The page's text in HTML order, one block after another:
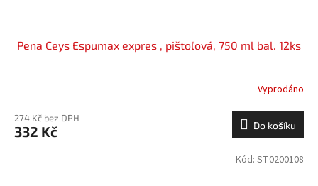
Pena Ceys Espumax expres , pištoľová, 750 ml bal. 12ks
Vyprodáno
274 Kč bez DPH
332 Kč Do košíku
Kód: ST0200108